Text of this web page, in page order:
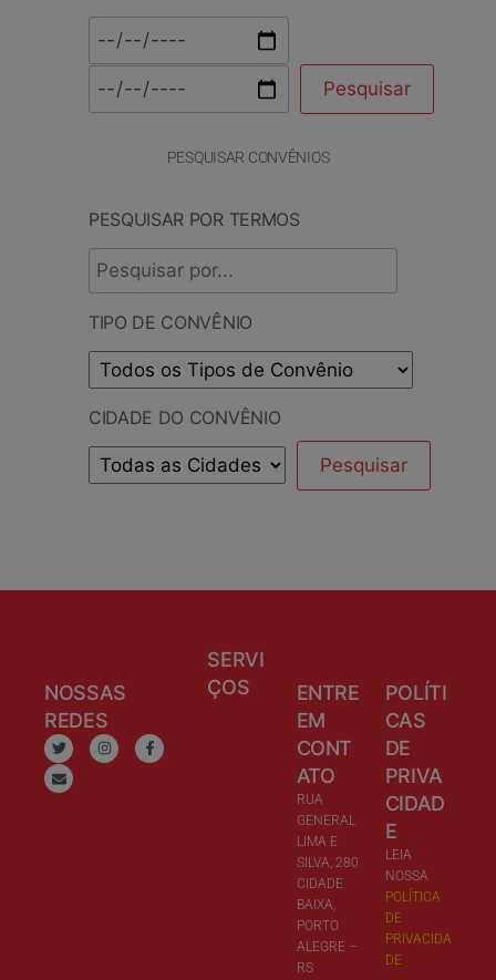
PESQUISAR CONVÊNIOS
PESQUISAR POR TERMOS
TIPO DE CONVÊNIO
CIDADE DO CONVÊNIO
NOSSAS
REDES
SERVI
ÇOS
ENTRE
EM
CONT
ATO
RUA
GENERAL
LIMA E
SILVA, 280
CIDADE
BAIXA,
PORTO
ALEGRE –
RS
POLÍTI
CAS
DE
PRIVA
CIDAD
E
LEIA
NOSSA
POLÍTICA
DE
PRIVACIDA
DE